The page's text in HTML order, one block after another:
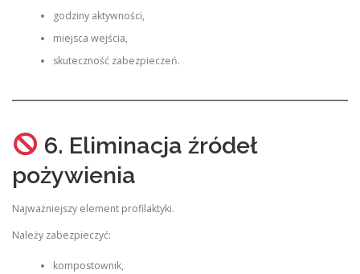
godziny aktywności,
miejsca wejścia,
skuteczność zabezpieczeń.
6. Eliminacja źródeł
pożywienia
Najważniejszy element profilaktyki.
Należy zabezpieczyć:
kompostownik,